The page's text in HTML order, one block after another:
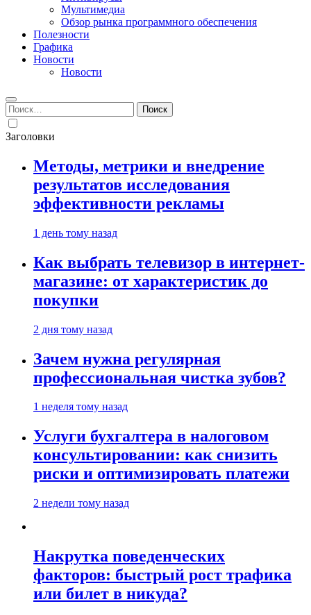
Мультимедиа
Обзор рынка программного обеспечения
Полезности
Графика
Новости
Новости
Найти:
Заголовки
Методы, метрики и внедрение
результатов исследования
эффективности рекламы
1 день тому назад
Как выбрать телевизор в интернет-
магазине: от характеристик до
покупки
2 дня тому назад
Зачем нужна регулярная
профессиональная чистка зубов?
1 неделя тому назад
Услуги бухгалтера в налоговом
консультировании: как снизить
риски и оптимизировать платежи
2 недели тому назад
Накрутка поведенческих
факторов: быстрый рост трафика
или билет в никуда?